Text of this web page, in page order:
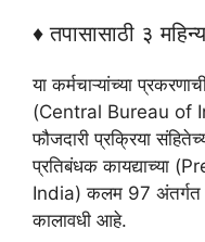
♦ तपासासाठी ३
या कर्मचाऱ्यांच्या
(Central Bureau of
फौजदारी प्रक्रिया
प्रतिबंधक कायद्याच्या
India) कलम 97 अंतर्गत
कालावधी आहे.